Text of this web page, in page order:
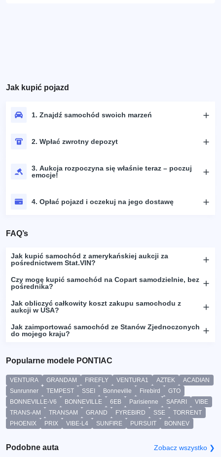
Jak kupić pojazd
1. Znajdź samochód swoich marzeń
2. Wpłać zwrotny depozyt
3. Aukcja rozpoczyna się właśnie teraz – poczuj
emocje!
4. Opłać pojazd i oczekuj na jego dostawę
FAQ’s
Jak kupić samochód z amerykańskiej aukcji za
pośrednictwem Stat.VIN?
Czy mogę kupić samochód na Copart samodzielnie, bez
pośrednika?
Jak obliczyć całkowity koszt zakupu samochodu z
aukcji w USA?
Jak zaimportować samochód ze Stanów Zjednoczonych
do mojego kraju?
Popularne modele PONTIAC
VENTURA GRANDAM FIREFLY VENTURA1 AZTEK
ACADIAN
Sunrunner
TEMPEST SSEI Bonneville Firebird
GTO
BONNEVILLE-V6
BONNEVILLE 6EB Parisienne SAFARI
VIBE
TRANS-AM
TRANSAM GRAND FYREBIRD SSE
TORRENT
PHOENIX
PRIX VIBE-L4 SUNFIRE PURSUIT BONNEV
Podobne auta Zobacz wszystko ❯